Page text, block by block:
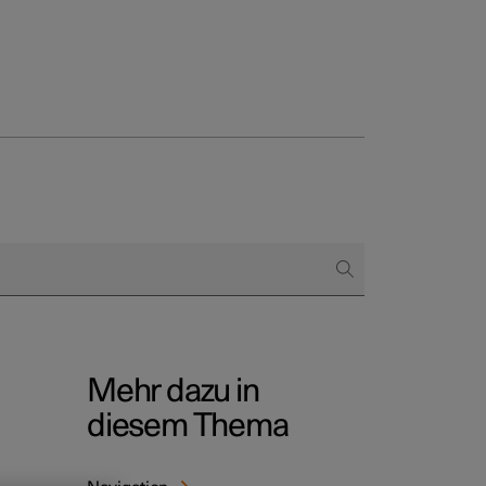
abonnieren
Mehr dazu in
diesem Thema